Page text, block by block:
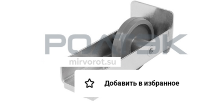
Добавить в избранное